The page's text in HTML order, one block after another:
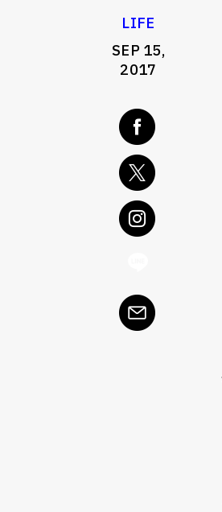
LIFE
SEP 15,
2017